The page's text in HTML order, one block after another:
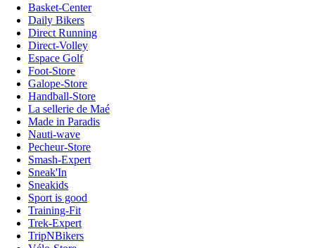
Basket-Center
Daily Bikers
Direct Running
Direct-Volley
Espace Golf
Foot-Store
Galope-Store
Handball-Store
La sellerie de Maé
Made in Paradis
Nauti-wave
Pecheur-Store
Smash-Expert
Sneak'In
Sneakids
Sport is good
Training-Fit
Trek-Expert
TripNBikers